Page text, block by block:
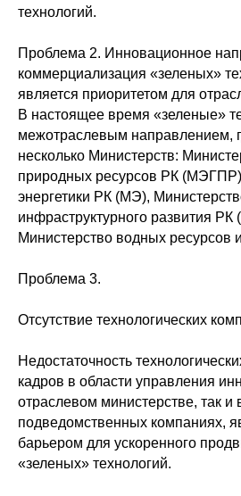
технологий.
Проблема 2. Инновационное
коммерциализация «зеленых»
является приоритетом для
В настоящее время «зеленые»
межотраслевым направлением,
несколько Министерств:
природных ресурсов РК
энергетики РК (МЭ),
инфраструктурного развития
Министерство водных ресурсов
Проблема 3.
Отсутствие технологических
Недостаточность
кадров в области управления
отраслевом министерстве, так и
подведомственных компаниях,
барьером для ускоренного
«зеленых» технологий.